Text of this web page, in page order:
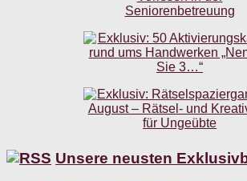
Unsere neusten